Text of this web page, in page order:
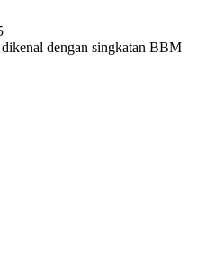
dengan singkatan BBM